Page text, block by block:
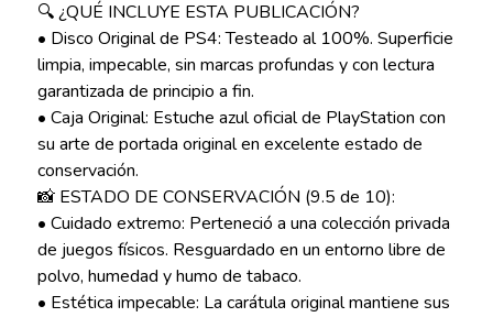
🔍 ¿QUÉ INCLUYE ESTA PUBLICACIÓN?
• Disco Original de PS4: Testeado al 100%. Superficie
limpia, impecable, sin marcas profundas y con lectura
garantizada de principio a fin.
• Caja Original: Estuche azul oficial de PlayStation con
su arte de portada original en excelente estado de
conservación.
📸 ESTADO DE CONSERVACIÓN (9.5 de 10):
• Cuidado extremo: Perteneció a una colección privada
de juegos físicos. Resguardado en un entorno libre de
polvo, humedad y humo de tabaco.
• Estética impecable: La carátula original mantiene sus